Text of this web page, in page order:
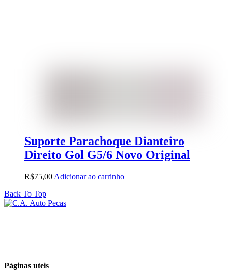
Suporte Parachoque Dianteiro
Direito Gol G5/6 Novo Original
R$75,00 Adicionar ao carrinho
Back To Top
Páginas uteis